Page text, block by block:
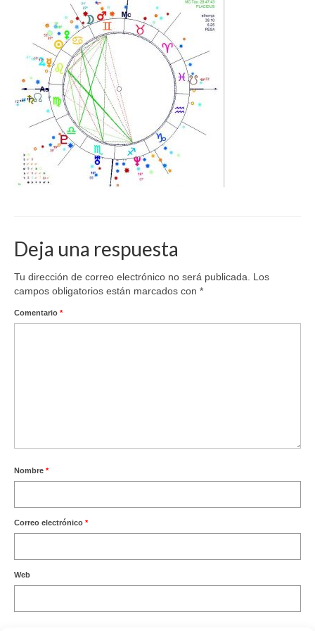
Deja una respuesta
Tu dirección de correo electrónico no será publicada.
Los
campos obligatorios están marcados con *
Comentario *
Nombre *
Correo electrónico *
Web